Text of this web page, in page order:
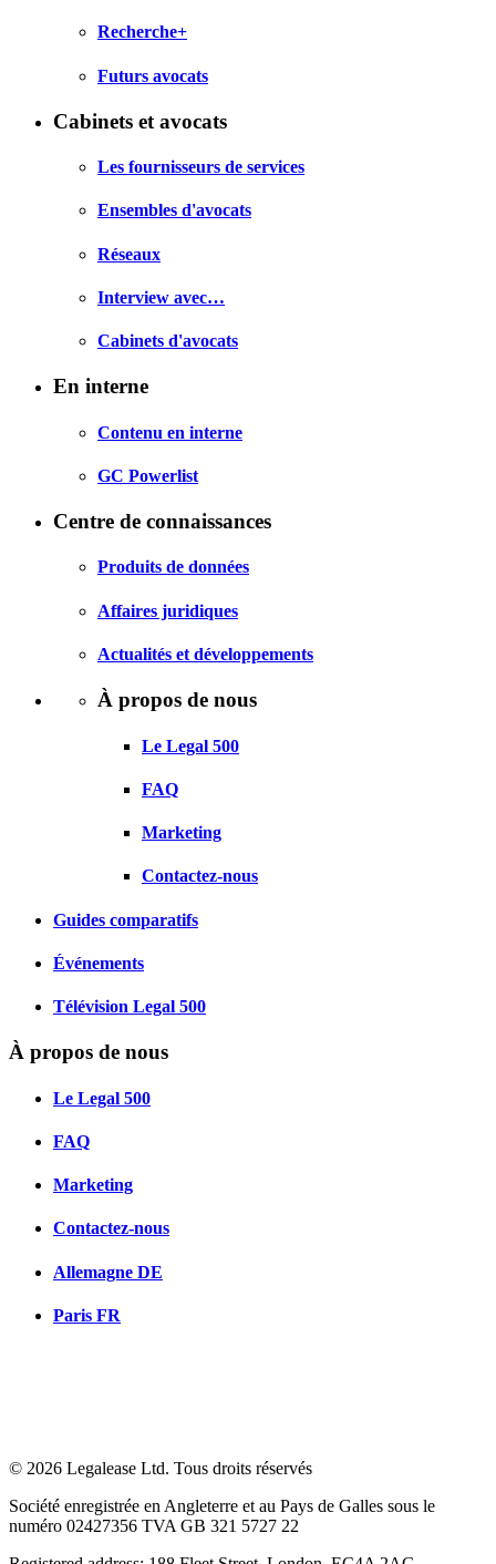
Recherche+
Futurs avocats
Cabinets et avocats
Les fournisseurs de services
Ensembles d'avocats
Réseaux
Interview avec…
Cabinets d'avocats
En interne
Contenu en interne
GC Powerlist
Centre de connaissances
Produits de données
Affaires juridiques
Actualités et développements
À propos de nous
Le Legal 500
FAQ
Marketing
Contactez-nous
Guides comparatifs
Événements
Télévision Legal 500
À propos de nous
Le Legal 500
FAQ
Marketing
Contactez-nous
Allemagne DE
Paris FR
© 2026 Legalease Ltd. Tous droits réservés
Société enregistrée en Angleterre et au Pays de Galles sous le
numéro 02427356 TVA GB 321 5727 22